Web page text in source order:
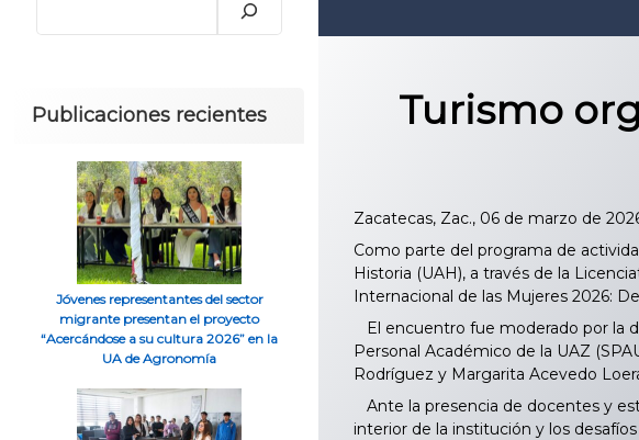
Turismo
Zacatecas, Zac., 06 de marzo de
Como parte del programa de
Historia (UAH), a través de la
Internacional de las Mujeres 2026:
El encuentro fue moderado por la
Personal Académico de la UAZ
Rodríguez y Margarita Acevedo
Ante la presencia de docentes y
interior de la institución y los
Publicaciones recientes
Jóvenes representantes del sector
migrante presentan el proyecto
“Acercándose a su cultura 2026” en la
UA de Agronomía